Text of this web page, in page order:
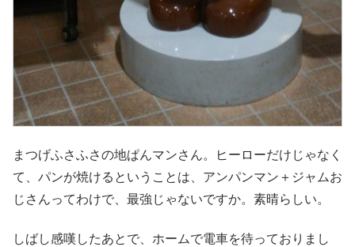
まつげふさふさの地ぱんマンさん。ヒーローだけじゃなく
て、パンが焼けるということは、アンパンマン＋ジャムお
じさんってわけで、最強じゃないですか。素晴らしい。
しばし感嘆したあとで、ホームで電車を待っておりまし